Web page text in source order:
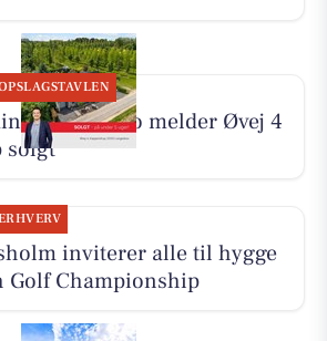
Munkebo melder Øvej 4
solgt
inviterer alle til hygge
Golf Championship